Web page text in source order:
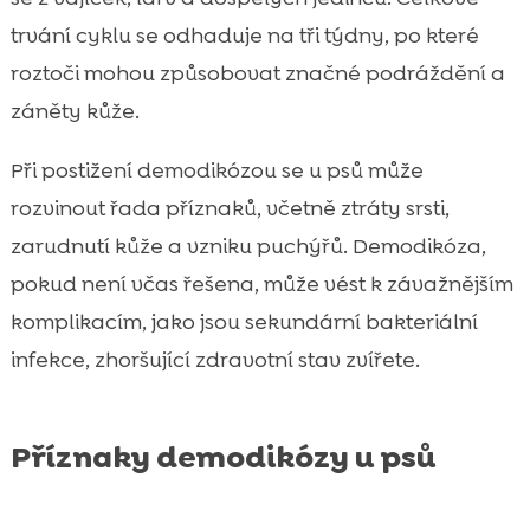
trvání cyklu se odhaduje na tři týdny, po které
roztoči mohou způsobovat značné podráždění a
záněty kůže.
Při postižení demodikózou se u psů může
rozvinout řada příznaků, včetně ztráty srsti,
zarudnutí kůže a vzniku puchýřů. Demodikóza,
pokud není včas řešena, může vést k závažnějším
komplikacím, jako jsou sekundární bakteriální
infekce, zhoršující zdravotní stav zvířete.
Příznaky demodikózy u psů